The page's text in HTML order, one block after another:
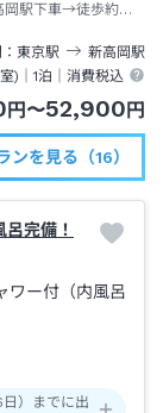
岡駅下車→徒歩約１
東京駅 新高岡駅
)｜1泊 ｜消費税込
円 〜52,900 円
ンを見る（16）
完備！
ワー付（内風呂
）までに出